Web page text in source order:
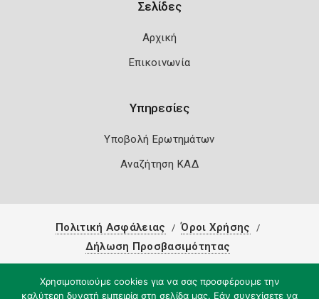
Σελίδες
Αρχική
Επικοινωνία
Υπηρεσίες
Υποβολή Ερωτημάτων
Αναζήτηση ΚΑΔ
Πολιτική Ασφάλειας
Όροι Χρήσης
Δήλωση Προσβασιμότητας
Χρησιμοποιούμε cookies για να σας προσφέρουμε την
καλύτερη δυνατή εμπειρία στη σελίδα μας. Εάν συνεχίσετε να